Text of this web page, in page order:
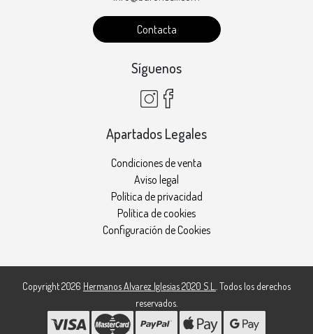
Contacta
Síguenos
Apartados Legales
Condiciones de venta
Aviso legal
Política de privacidad
Política de cookies
Configuración de Cookies
Copyright 2026 Hermanos Alvarez Iglesias 2020 S.L.
. Todos los derechos
reservados.